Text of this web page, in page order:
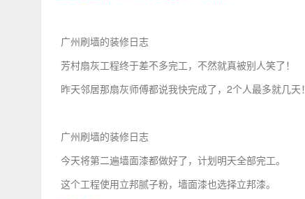
广州刷墙的装修日志
芳村扇灰工程终于差不多完工，不然就真被别人笑了！
昨天邻居那扇灰师傅都说我快完成了，2个人最多就几
广州刷墙的装修日志
今天将第二遍墙面漆都做好了，计划明天全部完工。
这个工程使用立邦腻子粉，墙面漆也选择立邦漆。